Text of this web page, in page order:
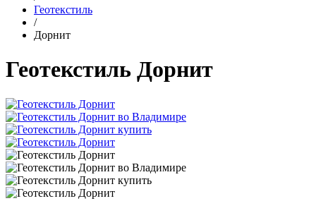
Геотекстиль
/
Дорнит
Геотекстиль Дорнит